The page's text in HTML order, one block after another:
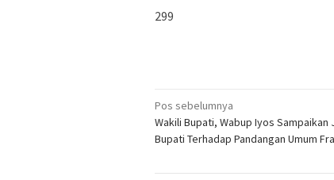
299
Navigasi
pos
Pos sebelumnya
Wakili Bupati, Wabup Iyos Sampaikan
Bupati Terhadap Pandangan Umum